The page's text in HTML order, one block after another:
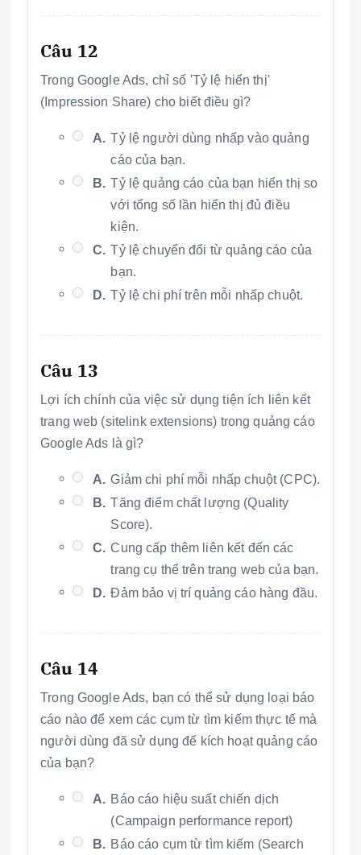
Câu 12
Trong Google Ads, chỉ số 'Tỷ lệ hiển thị'
(Impression Share) cho biết điều gì?
A. Tỷ lệ người dùng nhấp vào quảng
cáo của bạn.
B. Tỷ lệ quảng cáo của bạn hiển thị so
với tổng số lần hiển thị đủ điều
kiện.
C. Tỷ lệ chuyển đổi từ quảng cáo của
bạn.
D. Tỷ lệ chi phí trên mỗi nhấp chuột.
Câu 13
Lợi ích chính của việc sử dụng tiện ích liên kết
trang web (sitelink extensions) trong quảng cáo
Google Ads là gì?
A. Giảm chi phí mỗi nhấp chuột (CPC).
B. Tăng điểm chất lượng (Quality
Score).
C. Cung cấp thêm liên kết đến các
trang cụ thể trên trang web của bạn.
D. Đảm bảo vị trí quảng cáo hàng đầu.
Câu 14
Trong Google Ads, bạn có thể sử dụng loại báo
cáo nào để xem các cụm từ tìm kiếm thực tế mà
người dùng đã sử dụng để kích hoạt quảng cáo
của bạn?
A. Báo cáo hiệu suất chiến dịch
(Campaign performance report)
B. Báo cáo cụm từ tìm kiếm (Search